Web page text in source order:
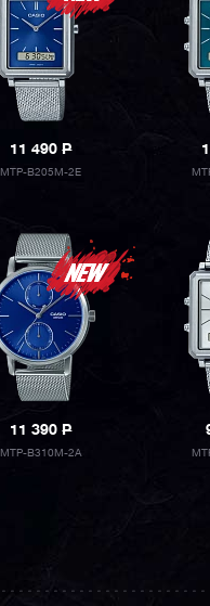
11 490P
MTP-B205M-2E
11 390P
MTP-B310M-2A